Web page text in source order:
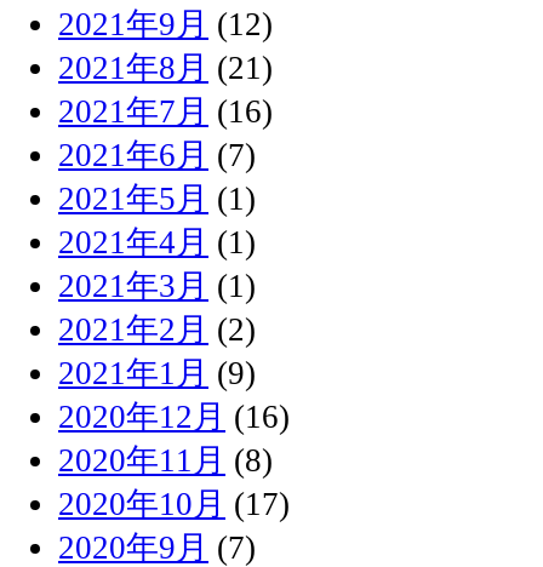
2021年9月 (12)
2021年8月 (21)
2021年7月 (16)
2021年6月 (7)
2021年5月 (1)
2021年4月 (1)
2021年3月 (1)
2021年2月 (2)
2021年1月 (9)
2020年12月 (16)
2020年11月 (8)
2020年10月 (17)
2020年9月 (7)